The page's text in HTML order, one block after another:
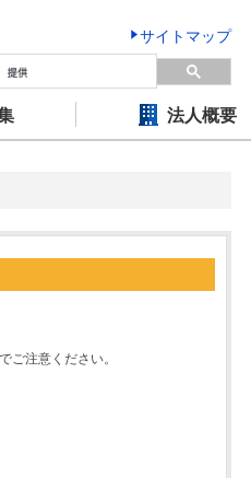
サイトマップ
法人概要
ご注意ください。